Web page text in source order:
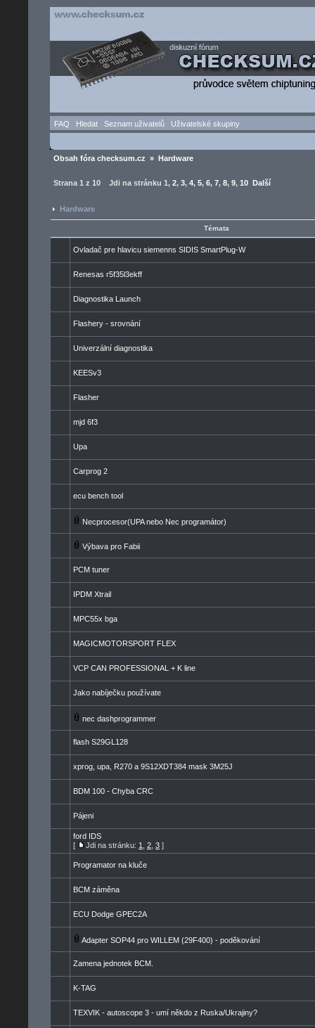
FAQ Hledat Seznam uživatelů Uživatelské skupiny
Obsah fóra checksum.cz » Hardware
Strana 1 z 10 Jdi na stránku 1, 2, 3, 4, 5, 6, 7, 8, 9, 10 Další
Hardware
Témata
Ovladač pre hlavicu siemenns SIDIS SmartPlug-W
Renesas r5f35l3ekff
Diagnostika Launch
Flashery - srovnání
Univerzální diagnostika
KEESv3
Flasher
mjd 6f3
Upa
Carprog 2
ecu bench tool
Necprocesor(UPA nebo Nec programátor)
Výbava pro Fabii
PCM tuner
IPDM Xtrail
MPC55x bga
MAGICMOTORSPORT FLEX
VCP CAN PROFESSIONAL + K line
Jako nabíječku používate
nec dashprogrammer
flash S29GL128
xprog, upa, R270 a 9S12XDT384 mask 3M25J
BDM 100 - Chyba CRC
Pájeni
ford IDS
[
Jdi na stránku: 1 2 3 ]
Programator na kluče
BCM záměna
ECU Dodge GPEC2A
Adapter SOP44 pro WILLEM (29F400) - poděkování
Zamena jednotek BCM.
K-TAG
TEXVIK - autoscope 3 - umí někdo z Ruska/Ukrajiny?